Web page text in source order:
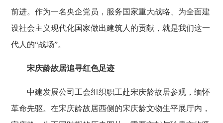
前进。作为一名央企党员，服务国家重大战略、为全面建
设社会主义现代化国家做出建筑人的贡献，就是我们这一
代人的“战场”。
宋庆龄故居追寻红色足迹
中建发展公司工会组织职工赴宋庆龄故居参观，缅怀
革命先驱。在宋庆龄故居西侧的宋庆龄文物生平展厅内，